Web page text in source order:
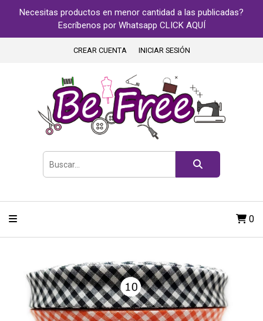
Necesitas productos en menor cantidad a las publicadas?
Escríbenos por Whatsapp CLICK AQUÍ
CREAR CUENTA INICIAR SESIÓN
0